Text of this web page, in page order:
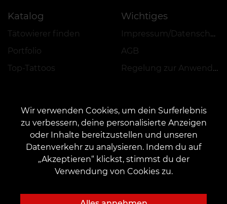
Katalog
Tätowierer finden
Portfolio
Top-Tattoos
Wichtiges
Impressum/Datenschutz
AGB
Regelung zur Anwendung von Aktionen, Rabatten und VEAN COINS
KONTAKT
Kontaktieren Sie uns: customers@vean-tattoo.de
Zusammenarbeit: marketing.veantattoo@gmail.com
Rufen Sie uns an oder mailen Sie uns für eine kostenlose Beratung::
Wir verwenden Cookies, um dein Surferlebnis
zu verbessern, deine personalisierte Anzeigen
oder Inhalte bereitzustellen und unseren
Datenverkehr zu analysieren. Indem du auf
„Akzeptieren“ klickst, stimmst du der
Verwendung von Cookies zu.